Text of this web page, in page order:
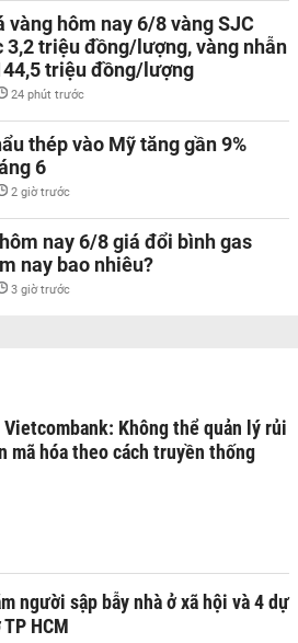
vàng hôm nay 6/8 vàng SJC
3,2 triệu đồng/lượng, vàng nhẫn
triệu đồng/lượng
24 phút trước
thép vào Mỹ tăng gần 9%
6
2 giờ trước
nay 6/8 giá đổi bình gas
nay bao nhiêu?
3 giờ trước
Không thể quản lý rủi
mã hóa theo cách truyền thống
người sập bẫy nhà ở xã hội và 4 dự
HCM